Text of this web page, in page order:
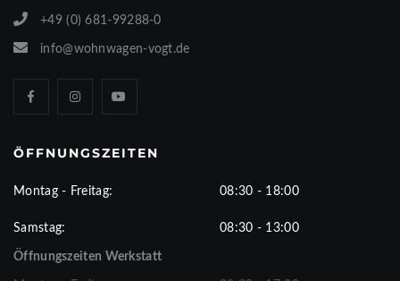
+49 (0) 681-99288-0
info@wohnwagen-vogt.de
ÖFFNUNGSZEITEN
Montag - Freitag: 08:30 - 18:00
Samstag: 08:30 - 13:00
Öffnungszeiten Werkstatt